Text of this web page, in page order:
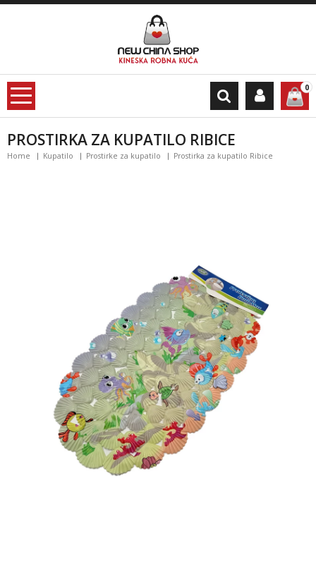
0
PROSTIRKA ZA KUPATILO RIBICE
Home Kupatilo Prostirke za kupatilo Prostirka za kupatilo Ribice